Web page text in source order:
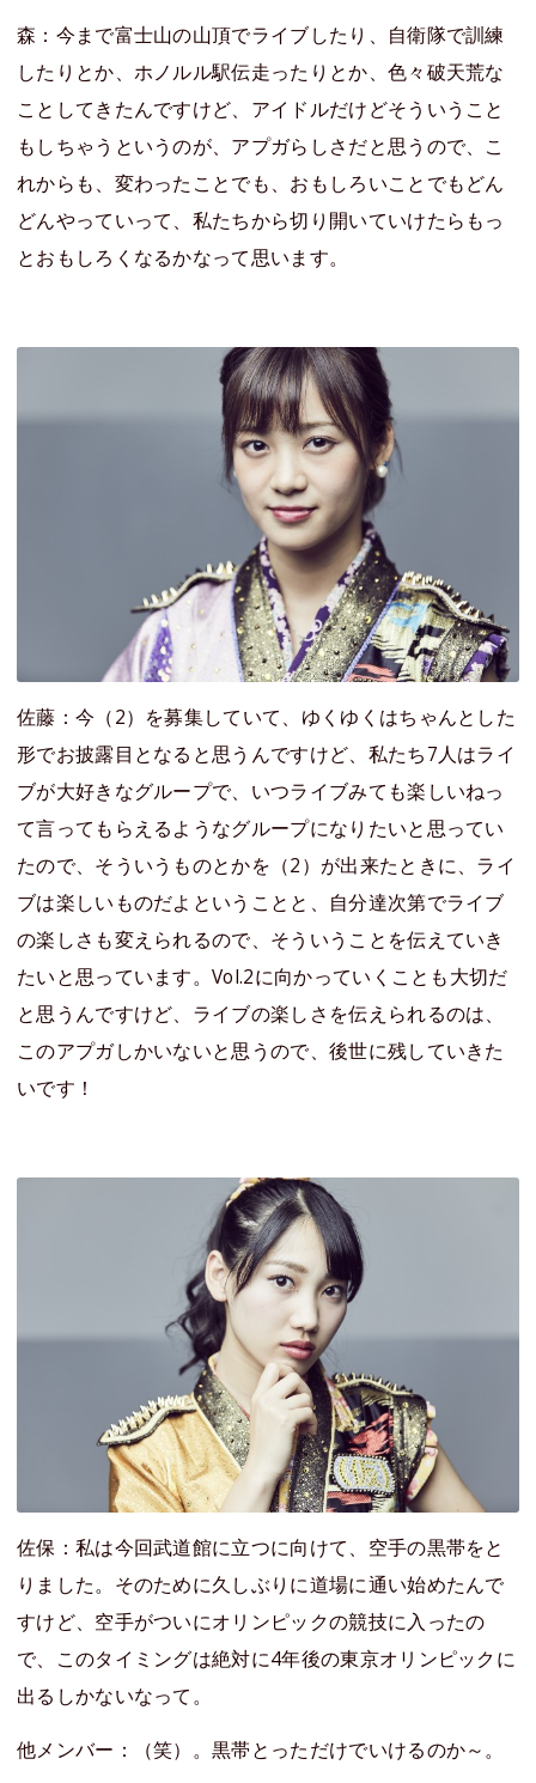
森：今まで富士山の山頂でライブしたり、自衛隊で訓練
したりとか、ホノルル駅伝走ったりとか、色々破天荒な
ことしてきたんですけど、アイドルだけどそういうこと
もしちゃうというのが、アプガらしさだと思うので、こ
れからも、変わったことでも、おもしろいことでもどん
どんやっていって、私たちから切り開いていけたらもっ
とおもしろくなるかなって思います。
佐藤：今（2）を募集していて、ゆくゆくはちゃんとした
形でお披露目となると思うんですけど、私たち7人はライ
ブが大好きなグループで、いつライブみても楽しいねっ
て言ってもらえるようなグループになりたいと思ってい
たので、そういうものとかを（2）が出来たときに、ライ
ブは楽しいものだよということと、自分達次第でライブ
の楽しさも変えられるので、そういうことを伝えていき
たいと思っています。Vol.2に向かっていくことも大切だ
と思うんですけど、ライブの楽しさを伝えられるのは、
このアプガしかいないと思うので、後世に残していきた
いです！
佐保：私は今回武道館に立つに向けて、空手の黒帯をと
りました。そのために久しぶりに道場に通い始めたんで
すけど、空手がついにオリンピックの競技に入ったの
で、このタイミングは絶対に4年後の東京オリンピックに
出るしかないなって。
他メンバー：（笑）。黒帯とっただけでいけるのか～。